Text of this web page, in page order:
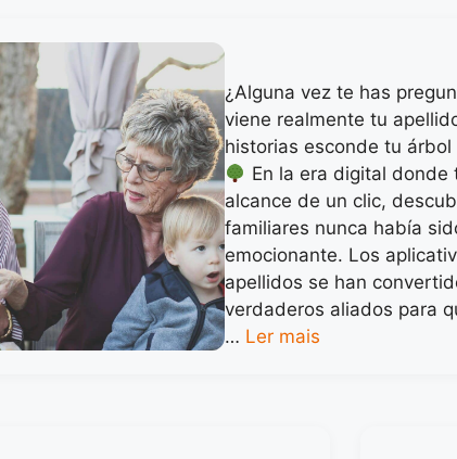
¿Alguna vez te has
viene realmente tu
historias esconde tu árbol
En la era digital donde
alcance de un clic,
familiares nunca había
emocionante. Los
apellidos se han
verdaderos aliados para
… Ler mais